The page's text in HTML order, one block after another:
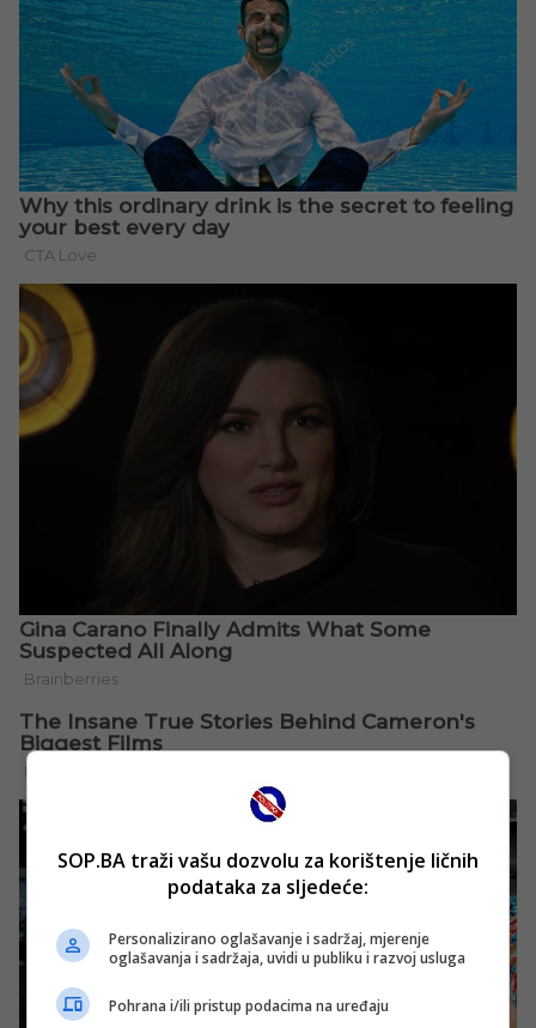
SOP.BA traži vašu dozvolu za korištenje ličnih
podataka za sljedeće:
Personalizirano oglašavanje i sadržaj, mjerenje
oglašavanja i sadržaja, uvidi u publiku i razvoj usluga
Pohrana i/ili pristup podacima na uređaju